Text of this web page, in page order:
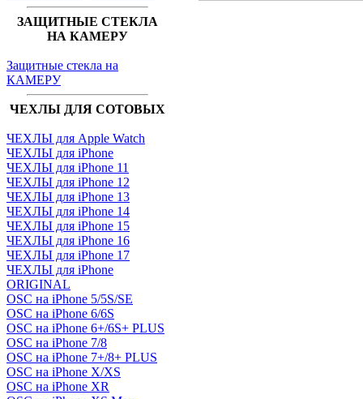
ЗАЩИТНЫЕ СТЕКЛА
НА КАМЕРУ
Защитные стекла на
КАМЕРУ
ЧЕХЛЫ ДЛЯ СОТОВЫХ
ЧЕХЛЫ для Apple Watch
ЧЕХЛЫ для iPhone
ЧЕХЛЫ для iPhone 11
ЧЕХЛЫ для iPhone 12
ЧЕХЛЫ для iPhone 13
ЧЕХЛЫ для iPhone 14
ЧЕХЛЫ для iPhone 15
ЧЕХЛЫ для iPhone 16
ЧЕХЛЫ для iPhone 17
ЧЕХЛЫ для iPhone
ORIGINAL
OSC на iPhone 5/5S/SE
OSC на iPhone 6/6S
OSC на iPhone 6+/6S+ PLUS
OSC на iPhone 7/8
OSC на iPhone 7+/8+ PLUS
OSC на iPhone X/XS
OSC на iPhone XR